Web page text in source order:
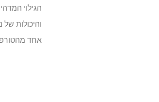
הגילוי
והיכולות
אחד